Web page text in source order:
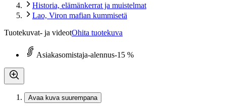
Historia, elämänkerrat ja muistelmat
Lao, Viron mafian kummisetä
Tuotekuvat- ja videotOhita tuotekuva
Asiakasomistaja-alennus-15 %
Avaa kuva suurempana